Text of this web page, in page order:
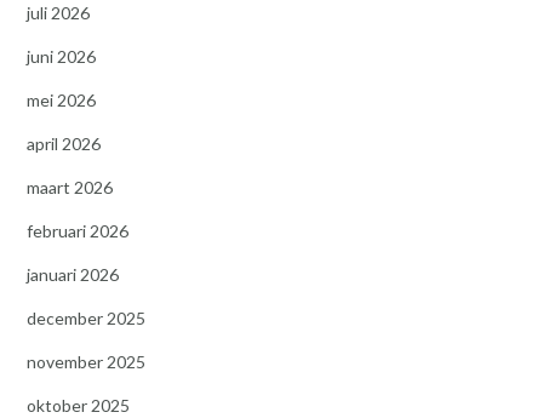
juli 2026
juni 2026
mei 2026
april 2026
maart 2026
februari 2026
januari 2026
december 2025
november 2025
oktober 2025